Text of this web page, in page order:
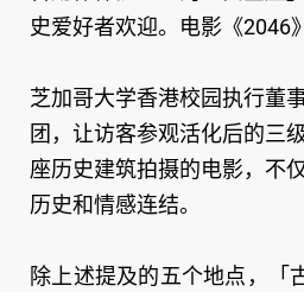
史爱好者欢迎。电影《2046
芝加哥大学香港校园执行董
团，让访客参观活化后的三
座历史建筑拍摄的电影，不
历史和情感连结。
除上述提及的五个地点，「